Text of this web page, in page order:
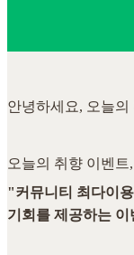
안녕하세요, 오늘의
오늘의 취향 이벤
"커뮤니티 최다이
기회를 제공하는 이